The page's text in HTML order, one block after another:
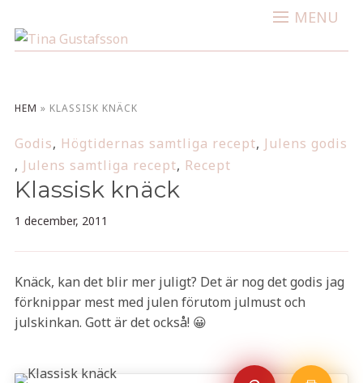
MENU
HEM » KLASSISK KNÄCK
Godis, Högtidernas samtliga recept, Julens godis
, Julens samtliga recept, Recept
Klassisk knäck
1 december, 2011
Knäck, kan det blir mer juligt? Det är nog det godis jag
förknippar mest med julen förutom julmust och
julskinkan. Gott är det också! 😀